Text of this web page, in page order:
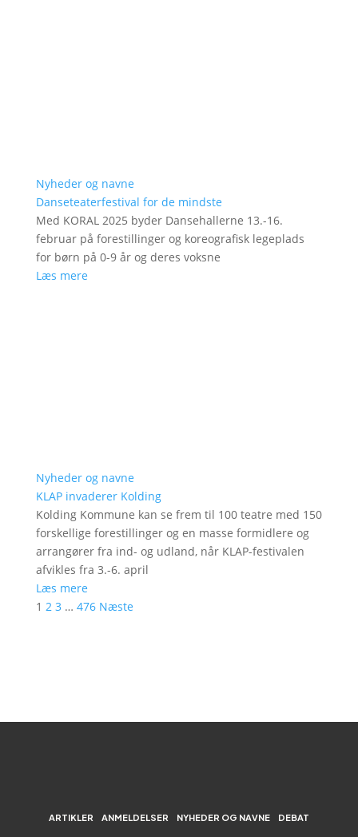
Nyheder og navne
Danseteaterfestival for de mindste
Med KORAL 2025 byder Dansehallerne 13.-16.
februar på forestillinger og koreografisk legeplads
for børn på 0-9 år og deres voksne
Læs mere
Nyheder og navne
KLAP invaderer Kolding
Kolding Kommune kan se frem til 100 teatre med 150
forskellige forestillinger og en masse formidlere og
arrangører fra ind- og udland, når KLAP-festivalen
afvikles fra 3.-6. april
Læs mere
1 2 3 … 476 Næste
ARTIKLER ANMELDELSER NYHEDER OG NAVNE DEBAT